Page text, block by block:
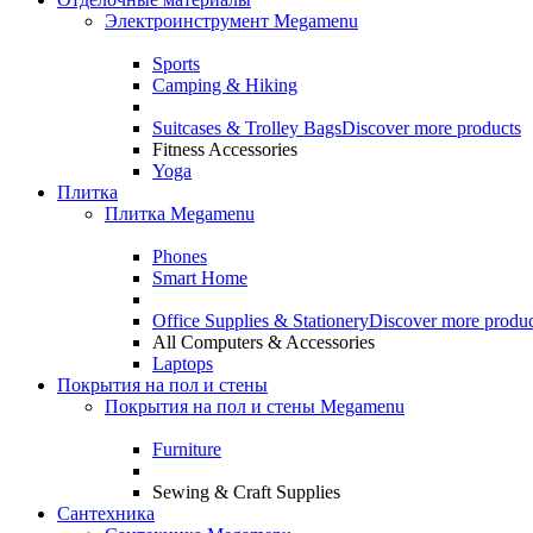
Электроинструмент Megamenu
Sports
Camping & Hiking
Suitcases & Trolley BagsDiscover more products
Fitness Accessories
Yoga
Плитка
Плитка Megamenu
Phones
Smart Home
Office Supplies & StationeryDiscover more
All Computers & Accessories
Laptops
Покрытия на пол и стены
Покрытия на пол и стены Megamenu
Furniture
Sewing & Craft Supplies
Сантехника